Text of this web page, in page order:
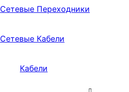
Сетевые Переходники
Сетевые Кабели
Кабели